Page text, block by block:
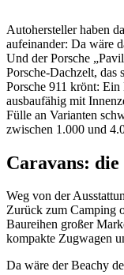
Auto­her­steller haben
aufein­ander: Da wäre
Und der Porsche
Porsche-Dach­zelt, das
Porsche 911 krönt:
ausbau­fähig mit
Fülle an Vari­anten
zwischen 1.000 und
Cara­vans:
Weg von der
Zurück zum Camping
Baureihen großer
kompakte Zugwagen
Da wäre der Beachy